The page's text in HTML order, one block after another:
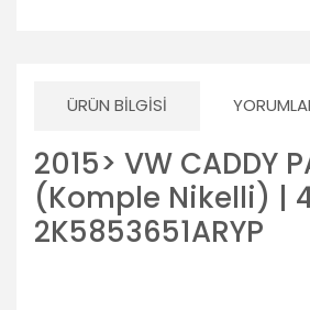
ÜRÜN BILGISI
2015> VW CADDY
(Komple Nikelli) |
2K5853651ARYP